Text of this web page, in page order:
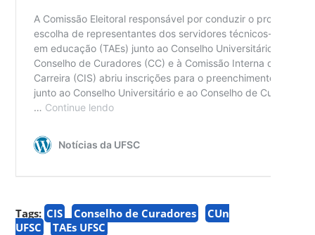
Tags: CIS Conselho de Curadores
CUn
UFSC
TAEs UFSC